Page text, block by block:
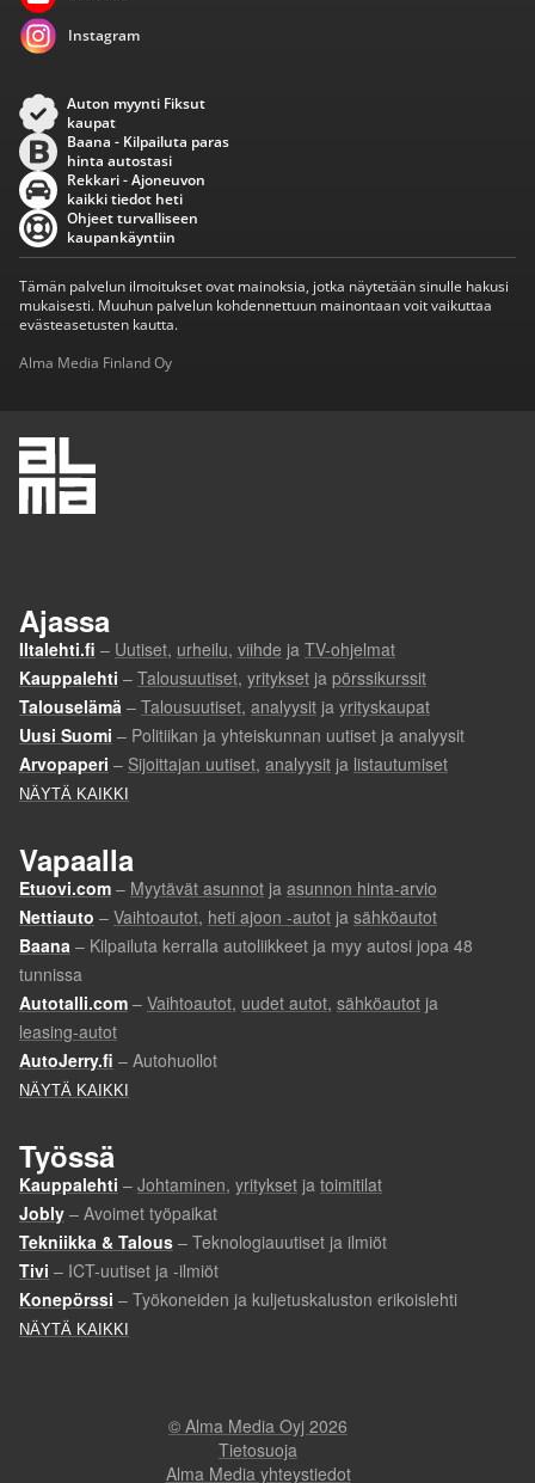
Instagram
Auton myynti Fiksut
kaupat
Baana - Kilpailuta paras
hinta autostasi
Rekkari - Ajoneuvon
kaikki tiedot heti
Ohjeet turvalliseen
kaupankäyntiin
Tämän palvelun ilmoitukset ovat mainoksia, jotka näytetään sinulle hakusi
mukaisesti. Muuhun palvelun kohdennettuun mainontaan voit vaikuttaa
evästeasetusten kautta.
Alma Media Finland Oy